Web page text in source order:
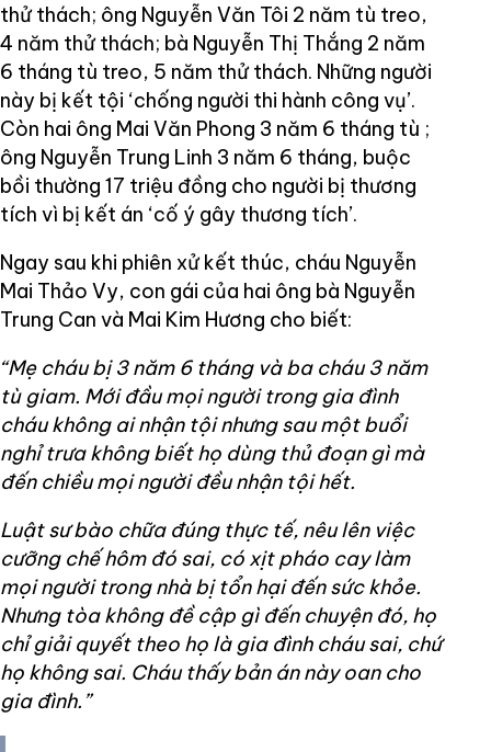
thử thách; ông Nguyễn Văn Tôi 2 năm tù treo,
4 năm thử thách; bà Nguyễn Thị Thắng 2 năm
6 tháng tù treo, 5 năm thử thách. Những người
này bị kết tội ‘chống người thi hành công vụ’.
Còn hai ông Mai Văn Phong 3 năm 6 tháng tù ;
ông Nguyễn Trung Linh 3 năm 6 tháng, buộc
bồi thường 17 triệu đồng cho người bị thương
tích vì bị kết án ‘cố ý gây thương tích’.
Ngay sau khi phiên xử kết thúc, cháu Nguyễn
Mai Thảo Vy, con gái của hai ông bà Nguyễn
Trung Can và Mai Kim Hương cho biết:
“Mẹ cháu bị 3 năm 6 tháng và ba cháu 3 năm
tù giam. Mới đầu mọi người trong gia đình
cháu không ai nhận tội nhưng sau một buổi
nghỉ trưa không biết họ dùng thủ đoạn gì mà
đến chiều mọi người đều nhận tội hết.
Luật sư bào chữa đúng thực tế, nêu lên việc
cưỡng chế hôm đó sai, có xịt pháo cay làm
mọi người trong nhà bị tổn hại đến sức khỏe.
Nhưng tòa không đề cập gì đến chuyện đó, họ
chỉ giải quyết theo họ là gia đình cháu sai, chứ
họ không sai. Cháu thấy bản án này oan cho
gia đình.”